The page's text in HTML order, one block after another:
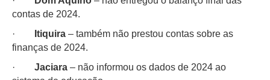
contas de 2024.
·
Itiquira – também não prestou contas sobre as
finanças de 2024.
· Jaciara – não informou os dados de 2024 ao